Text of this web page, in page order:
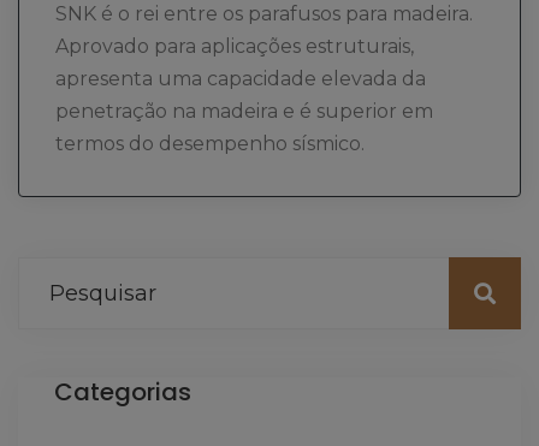
SNK é o rei entre os parafusos para madeira.
Aprovado para aplicações estruturais,
apresenta uma capacidade elevada da
penetração na madeira e é superior em
termos do desempenho sísmico.
Categorias